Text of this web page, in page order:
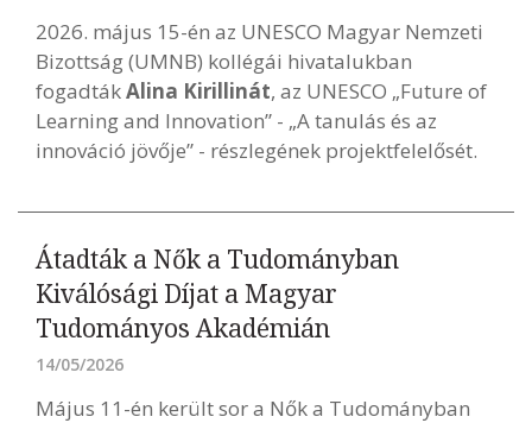
2026. május 15-én az UNESCO Magyar Nemzeti
Bizottság (UMNB) kollégái hivatalukban
fogadtákAlina Kirillinát, az UNESCO „Future of
Learning and Innovation” - „A tanulás és az
innováció jövője” - részlegének projektfelelősét.
Átadták a Nők a Tudományban
Kiválósági Díjat a Magyar
Tudományos Akadémián
14/05/2026
Május 11-én került sor a Nők a Tudományban